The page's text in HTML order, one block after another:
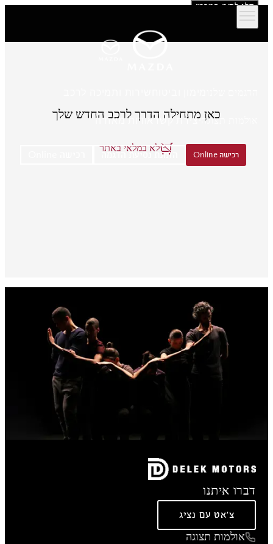
דלג לתוכן המרכזי
אולמות תצוגהיצירת קשר אודות מאזדה
רכישה Online הזמנת נסיעת הדגמה
כאן מתחילה הדרך לרכב החדש שלך
לא במלאי באתר
דברו איתנו
צ'אט עם נציג
אולמות תצוגה